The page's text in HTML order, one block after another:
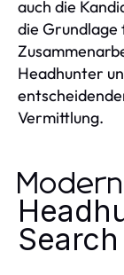
auch die
die
Headhunter
Vermittlung.
Search